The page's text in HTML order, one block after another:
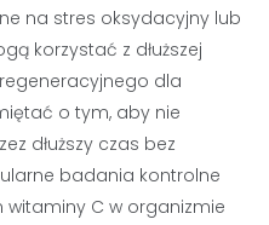
na stres oksydacyjny lub
korzystać z dłuższej
dla
o tym, aby nie
dłuższy czas bez
badania kontrolne
C w organizmie